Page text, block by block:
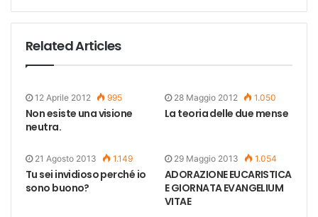
Related Articles
12 Aprile 2012 995
Non esiste una visione
neutra.
28 Maggio 2012 1.050
La teoria delle due mense
21 Agosto 2013 1.149
Tu sei invidioso perché io
sono buono?
29 Maggio 2013 1.054
ADORAZIONE EUCARISTICA
E GIORNATA EVANGELIUM
VITAE